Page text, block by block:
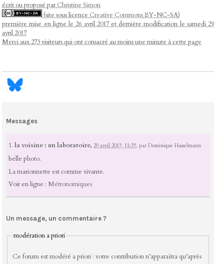
écrit ou proposé parChristine Simon
(site sous licence Creative CommonsBY-NC-SA)
première mise en ligne le 26 avril 2017 et dernière modification le samedi 29
avril 2017
Merci aux 273 visiteurs qui ont consacré au moins une minute à cette page
Messages
1. la voisine : un laboratoire,29 avril 2017, 11:37,parDominique Hasselmann
belle photo.
La marionnette est comme vivante.
Voir en ligne : Métronomiques
Un message, un commentaire ?
modération a priori
Ce forum est modéré a priori : votre contribution n’apparaîtra qu’après